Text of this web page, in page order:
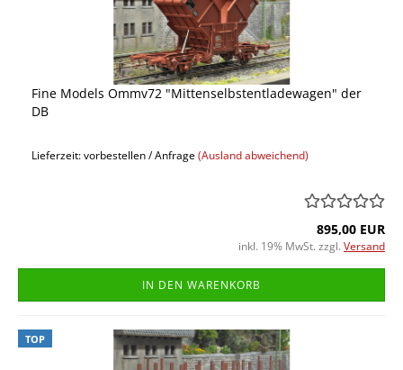
Fine Models Ommv72 "Mittenselbstentladewagen" der
DB
Lieferzeit: vorbestellen / Anfrage(Ausland abweichend)
895,00 EUR
inkl. 19% MwSt. zzgl. Versand
IN DEN WARENKORB
TOP